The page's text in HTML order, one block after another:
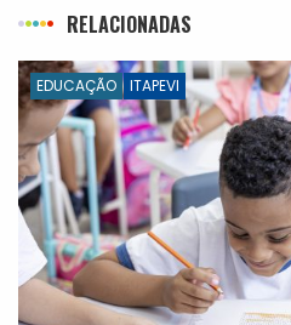
RELACIONADAS
EDUCAÇÃO ITAPEVI